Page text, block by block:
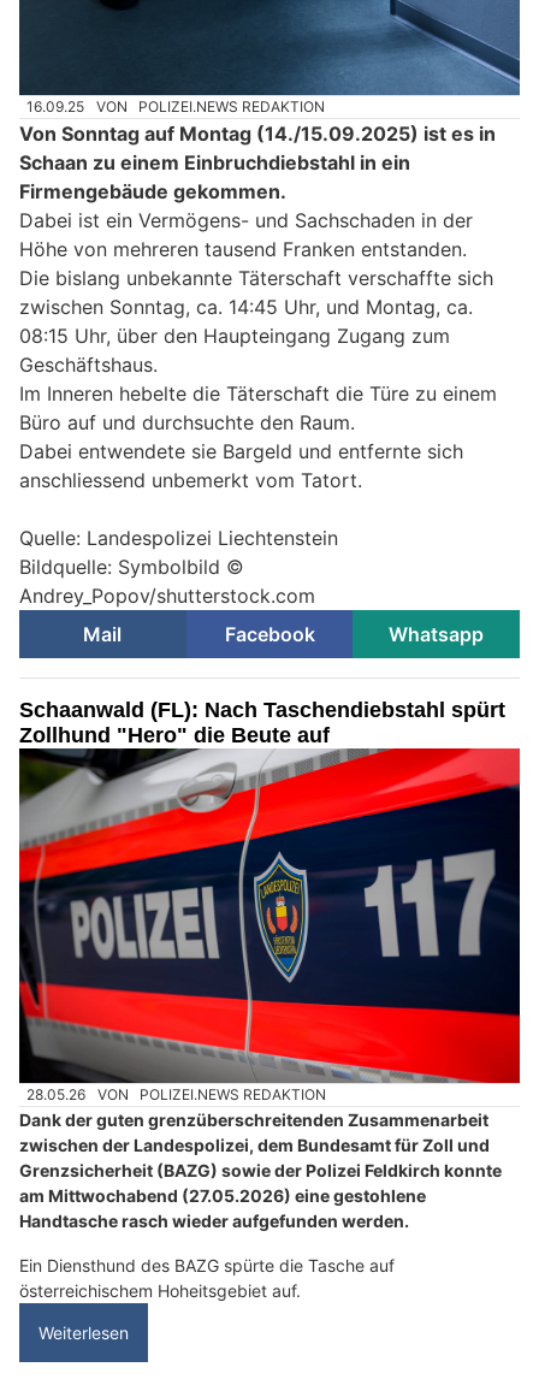
16.09.25 VON POLIZEI.NEWS REDAKTION
Von Sonntag auf Montag (14./15.09.2025) ist es in
Schaan zu einem Einbruchdiebstahl in ein
Firmengebäude gekommen.
Dabei ist ein Vermögens- und Sachschaden in der
Höhe von mehreren tausend Franken entstanden.
Die bislang unbekannte Täterschaft verschaffte sich
zwischen Sonntag, ca. 14:45 Uhr, und Montag, ca.
08:15 Uhr, über den Haupteingang Zugang zum
Geschäftshaus.
Im Inneren hebelte die Täterschaft die Türe zu einem
Büro auf und durchsuchte den Raum.
Dabei entwendete sie Bargeld und entfernte sich
anschliessend unbemerkt vom Tatort.
Quelle: Landespolizei Liechtenstein
Bildquelle: Symbolbild ©
Andrey_Popov/shutterstock.com
Mail
Facebook Whatsapp
Schaanwald (FL): Nach Taschendiebstahl spürt
Zollhund "Hero" die Beute auf
28.05.26 VON POLIZEI.NEWS REDAKTION
Dank der guten grenzüberschreitenden Zusammenarbeit
zwischen der Landespolizei, dem Bundesamt für Zoll und
Grenzsicherheit (BAZG) sowie der Polizei Feldkirch konnte
am Mittwochabend (27.05.2026) eine gestohlene
Handtasche rasch wieder aufgefunden werden.
Ein Diensthund des BAZG spürte die Tasche auf
österreichischem Hoheitsgebiet auf.
Weiterlesen